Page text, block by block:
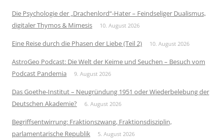
Die Psychologie der „Drachenlord“-Hater – Feindseliger Dualismus,
digitaler Thymos & Mimesis
10. August 2026
Eine Reise durch die Phasen der Liebe (Teil 2) 10. August 2026
AstroGeo Podcast: Die Welt der Keime und Seuchen – Besuch vom
Podcast Pandemia
9. August 2026
Das Goethe-Institut – Neugründung 1951 oder Wiederbelebung der
Deutschen Akademie?
6. August 2026
Begriffsentwirrung: Fraktionszwang, Fraktionsdisziplin,
parlamentarische Republik
5. August 2026